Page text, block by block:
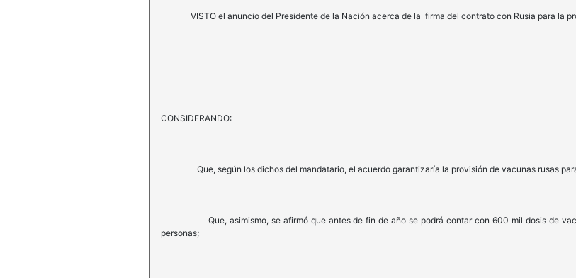
VISTO el anuncio del Presidente de la Nación acerca de la firma del contrato con Rusia para la
CONSIDERANDO:
Que, según los dichos del mandatario, el acuerdo garantizaría la provisión de vacunas rusas
Que, asimismo, se afirmó que antes de fin de año se podrá contar con 600 mil dosis de
personas;